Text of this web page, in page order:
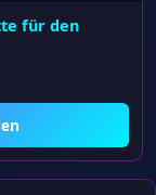
für den